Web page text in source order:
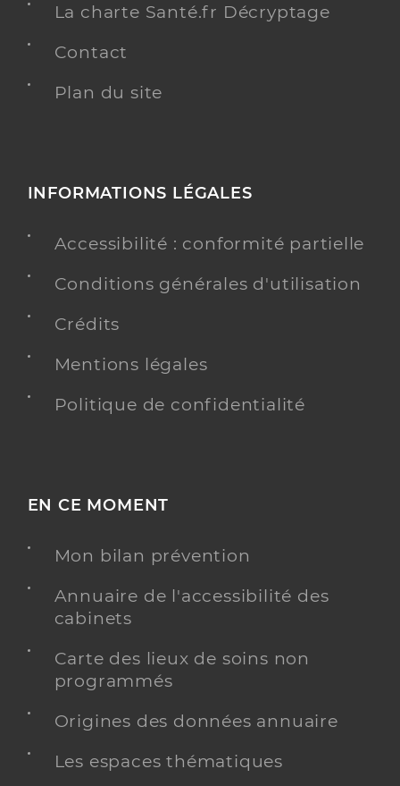
La charte Santé.fr Décryptage
Contact
Plan du site
INFORMATIONS LÉGALES
Accessibilité : conformité partielle
Conditions générales d'utilisation
Crédits
Mentions légales
Politique de confidentialité
EN CE MOMENT
Mon bilan prévention
Annuaire de l'accessibilité des
cabinets
Carte des lieux de soins non
programmés
Origines des données annuaire
Les espaces thématiques